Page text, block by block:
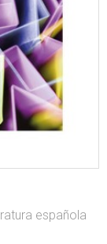
española